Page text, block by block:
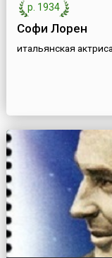
р. 1934
Софи Лорен
итальянская